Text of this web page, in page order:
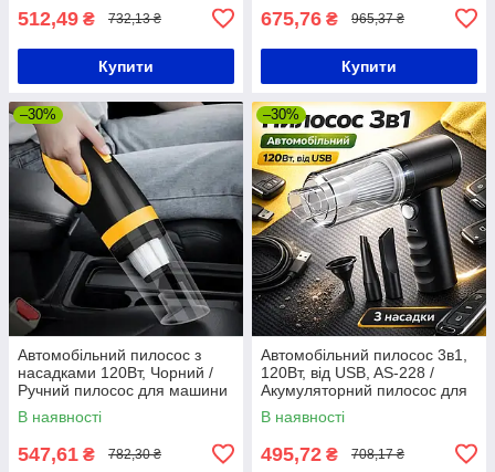
512,49 ₴ 732,13 ₴
Купити
675,76 ₴ 965,37 ₴
Купити
–30%
Автомобільний пилосос з
насадками 120Вт, Чорний /
Ручний пилосос для машини
/ Бездротовий пилосос
В наявності
547,61 ₴ 782,30 ₴
–30%
Автомобільний пилосос 3в1,
120Вт, від USB, AS-228 /
Акумуляторний пилосос для
машини / Бездротовий
автопилосос
В наявності
495,72 ₴ 708,17 ₴